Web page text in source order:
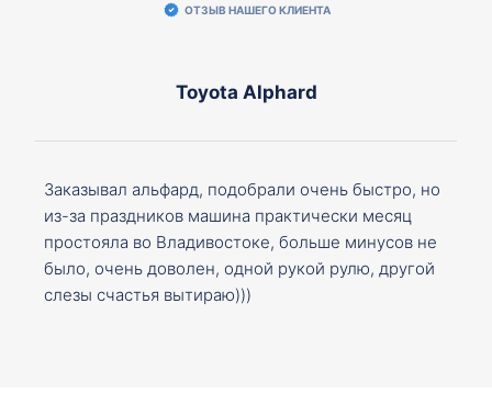
ОТЗЫВ НАШЕГО КЛИЕНТА
Toyota Alphard
Заказывал альфард, подобрали очень быстро, но
из-за праздников машина практически месяц
простояла во Владивостоке, больше минусов не
было, очень доволен, одной рукой рулю, другой
слезы счастья вытираю)))